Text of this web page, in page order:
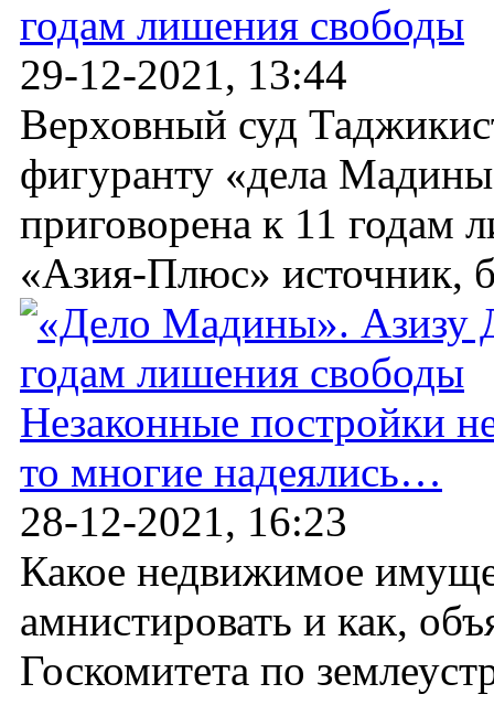
годам лишения свободы
29-12-2021, 13:44
Верховный суд
фигуранту «дела
приговорена к 11 годам
«Азия-Плюс» источник,
Незаконные постройки
то многие надеялись…
28-12-2021, 16:23
Какое недвижимое
амнистировать и как,
Госкомитета по